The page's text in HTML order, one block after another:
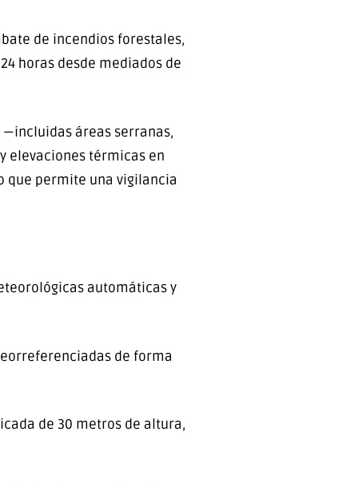
de incendios forestales,
horas desde mediados de
áreas serranas,
elevaciones térmicas en
que permite una vigilancia
automáticas y
de forma
de 30 metros de altura,